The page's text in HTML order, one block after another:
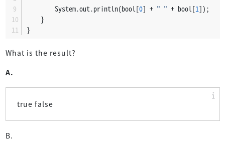
        System.out.println(bool[
0] + " " + bool[1]);
    }
}
What is the result?
A.
true false
B.